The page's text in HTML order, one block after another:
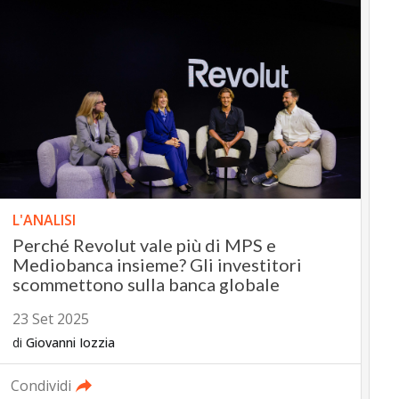
L'ANALISI
Perché Revolut vale più di MPS e
Mediobanca insieme? Gli investitori
scommettono sulla banca globale
23 Set 2025
di Giovanni Iozzia
Condividi